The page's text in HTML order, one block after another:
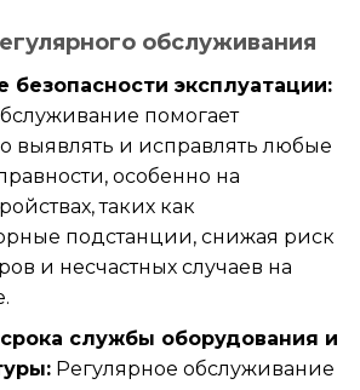
обслуживания
безопасности эксплуатации:
помогает
выявлять и исправлять любые
особенно на
таких как
подстанции, снижая риск
и несчастных случаев на
службы оборудования и
Регулярное обслуживание